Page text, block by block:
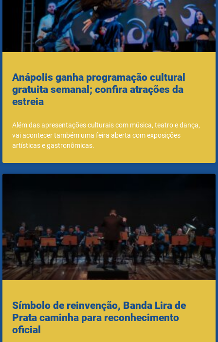
Anápolis ganha programação cultural
gratuita semanal; confira atrações da
estreia
Além das apresentações culturais com música, teatro e dança,
vai acontecer também uma feira aberta com exposições
artísticas e gastronômicas.
Símbolo de reinvenção, Banda Lira de
Prata caminha para reconhecimento
oficial